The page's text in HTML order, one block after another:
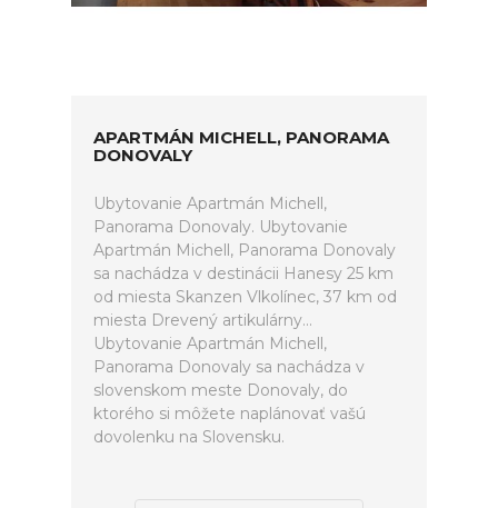
APARTMÁN MICHELL, PANORAMA
DONOVALY
Ubytovanie Apartmán Michell,
Panorama Donovaly. Ubytovanie
Apartmán Michell, Panorama Donovaly
sa nachádza v destinácii Hanesy 25 km
od miesta Skanzen Vlkolínec, 37 km od
miesta Drevený artikulárny...
Ubytovanie Apartmán Michell,
Panorama Donovaly sa nachádza v
slovenskom meste Donovaly, do
ktorého si môžete naplánovať vašú
dovolenku na Slovensku.